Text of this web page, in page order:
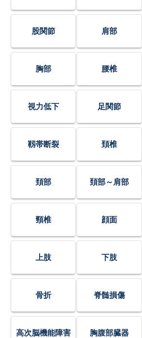
股関節 肩部
胸部 腰椎
視力低下 足関節
靱帯断裂 頚椎
頚部 頚部～肩部
頸椎 顔面
上肢 下肢
骨折 脊髄損傷
高次脳機能障害 胸腹部臓器